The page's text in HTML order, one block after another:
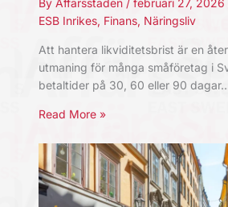
By Affärsstaden / februari 27, 2026
ESB Inrikes, Finans, Näringsliv
Att hantera likviditetsbrist är en
utmaning för många småföretag i
betaltider på 30, 60 eller 90
Read More »